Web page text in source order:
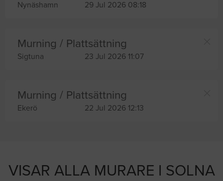
Nynäshamn 29 Jul 2026 08:18
Murning / Plattsättning
Sigtuna 23 Jul 2026 11:07
Murning / Plattsättning
Ekerö 22 Jul 2026 12:13
VISAR ALLA MURARE I SOLNA